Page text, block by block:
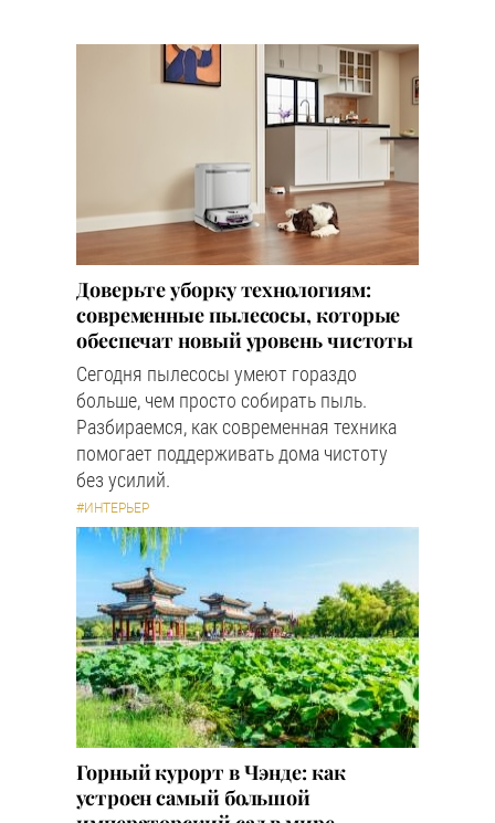
Доверьте уборку технологиям:
современные пылесосы, которые
обеспечат новый уровень чистоты
Сегодня пылесосы умеют гораздо
больше, чем просто собирать пыль.
Разбираемся, как современная техника
помогает поддерживать дома чистоту
без усилий.
#ИНТЕРЬЕР
Горный курорт в Чэнде: как
устроен самый большой